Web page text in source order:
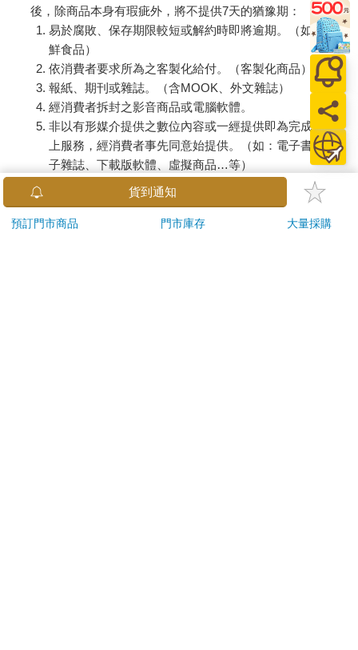
後，除商品本身有瑕疵外，將不提供7天的猶豫期：
易於腐敗、保存期限較短或解約時即將逾期。（如：生
鮮食品）
依消費者要求所為之客製化給付。（客製化商品）
報紙、期刊或雜誌。（含MOOK、外文雜誌）
經消費者拆封之影音商品或電腦軟體。
非以有形媒介提供之數位內容或一經提供即為完成之線
上服務，經消費者事先同意始提供。（如：電子書、電
子雜誌、下載版軟體、虛擬商品…等）
已拆封之個人衛生用品。（如：內衣褲、刮鬍刀、除毛
若非上列種類商品，均享有到貨7天的猶豫期（含例假
貨到通知
預訂門市商品 門市庫存 大量採購